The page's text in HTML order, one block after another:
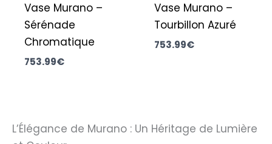
Vase Murano –
Sérénade
Chromatique
753.99€
Vase Murano –
Tourbillon Azuré
753.99€
L’Élégance de Murano : Un Héritage de Lumière